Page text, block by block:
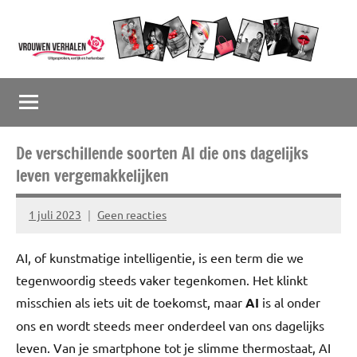
inhoud
springen
Vrouwenverhalen
en
herkenbaar
De verschillende soorten AI die ons dagelijks
leven vergemakkelijken
1 juli 2023
Marion
Geen reacties
AI, of kunstmatige intelligentie, is een term die we
tegenwoordig steeds vaker tegenkomen. Het klinkt
misschien als iets uit de toekomst, maar AI is al onder
ons en wordt steeds meer onderdeel van ons dagelijks
leven. Van je smartphone tot je slimme thermostaat, AI